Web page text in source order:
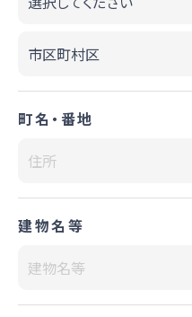
町名・番地
建物名等